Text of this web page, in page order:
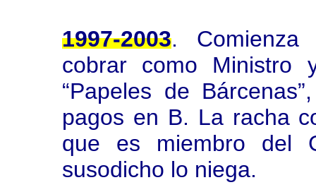
1997-2003. Comienza
cobrar como Ministro
“Papeles de
pagos en B. La racha
que es miembro del
susodicho lo niega.